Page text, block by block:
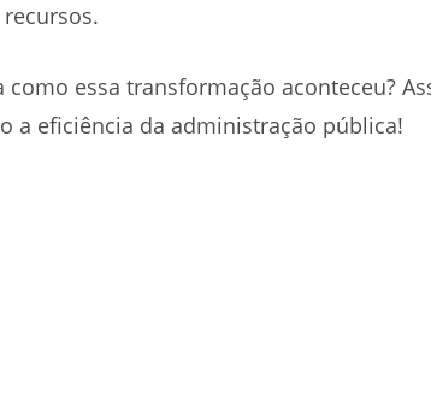
essa transformação aconteceu?
a eficiência da administração pública!